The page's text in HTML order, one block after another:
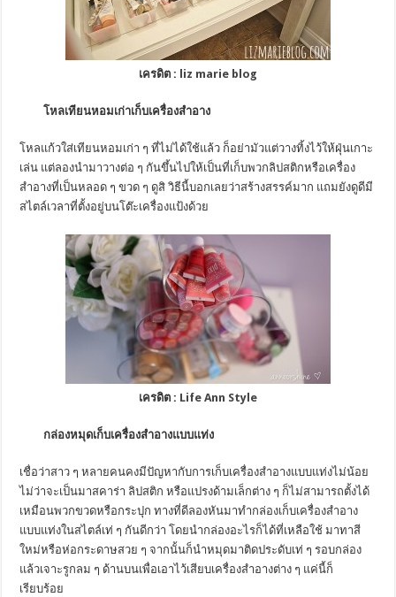
เครดิต : liz marie blog
โหลเทียนหอมเก่าเก็บเครื่องสำอาง
โหลแก้วใส่เทียนหอมเก่า ๆ ที่ไม่ได้ใช้แล้ว ก็อย่ามัวแต่วางทิ้งไว้ให้ฝุ่นเกาะ
เล่น แต่ลองนำมาวางต่อ ๆ กันขึ้นไปให้เป็นที่เก็บพวกลิปสติกหรือเครื่อง
สำอางที่เป็นหลอด ๆ ขวด ๆ ดูสิ วิธีนี้บอกเลยว่าสร้างสรรค์มาก แถมยังดูดีมี
สไตล์เวลาที่ตั้งอยู่บนโต๊ะเครื่องแป้งด้วย
เครดิต : Life Ann Style
กล่องหมุดเก็บเครื่องสำอางแบบแท่ง
เชื่อว่าสาว ๆ หลายคนคงมีปัญหากับการเก็บเครื่องสำอางแบบแท่งไม่น้อย
ไม่ว่าจะเป็นมาสคาร่า ลิปสติก หรือแปรงด้ามเล็กต่าง ๆ ก็ไม่สามารถตั้งได้
เหมือนพวกขวดหรือกระปุก ทางที่ดีลองหันมาทำกล่องเก็บเครื่องสำอาง
แบบแท่งในสไตล์เท่ ๆ กันดีกว่า โดยนำกล่องอะไรก็ได้ที่เหลือใช้ มาทาสี
ใหม่หรือห่อกระดาษสวย ๆ จากนั้นก็นำหมุดมาติดประดับเท่ ๆ รอบกล่อง
แล้วเจาะรูกลม ๆ ด้านบนเพื่อเอาไว้เสียบเครื่องสำอางต่าง ๆ แค่นี้ก็
เรียบร้อย